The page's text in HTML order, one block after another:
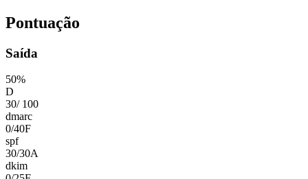
Pontuação
Saída
50%
D
30/ 100
dmarc
0/40F
spf
30/30A
dkim